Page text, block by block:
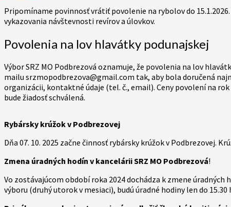
Pripomíname povinnosť vrátiť povolenie na rybolov do
vykazovania návštevnosti revírov a úlovkov.
Povolenia na lov hlavátky podunajskej
Výbor SRZ MO Podbrezová oznamuje, že povolenia na lov
mailu srzmopodbrezova@gmail.com tak, aby bola doručená
organizácii, kontaktné údaje (tel. č., email). Ceny povolení na
bude žiadosť schválená.
Rybársky krúžok v Podbrezovej
Dňa 07. 10. 2025 začne činnosť rybársky krúžok v Podbrezovej.
Zmena úradných hodín v kancelárii SRZ MO Podbrezová!
Vo zostávajúcom období roka 2024 dochádza k zmene úradných
výboru (druhý utorok v mesiaci), budú úradné hodiny len do 15.30